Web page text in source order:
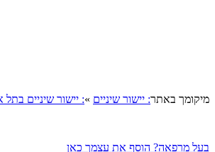
באתר: יישור שיניים»: יישור שיניים בתל
מרפאה? הוסף את עצמך כאן